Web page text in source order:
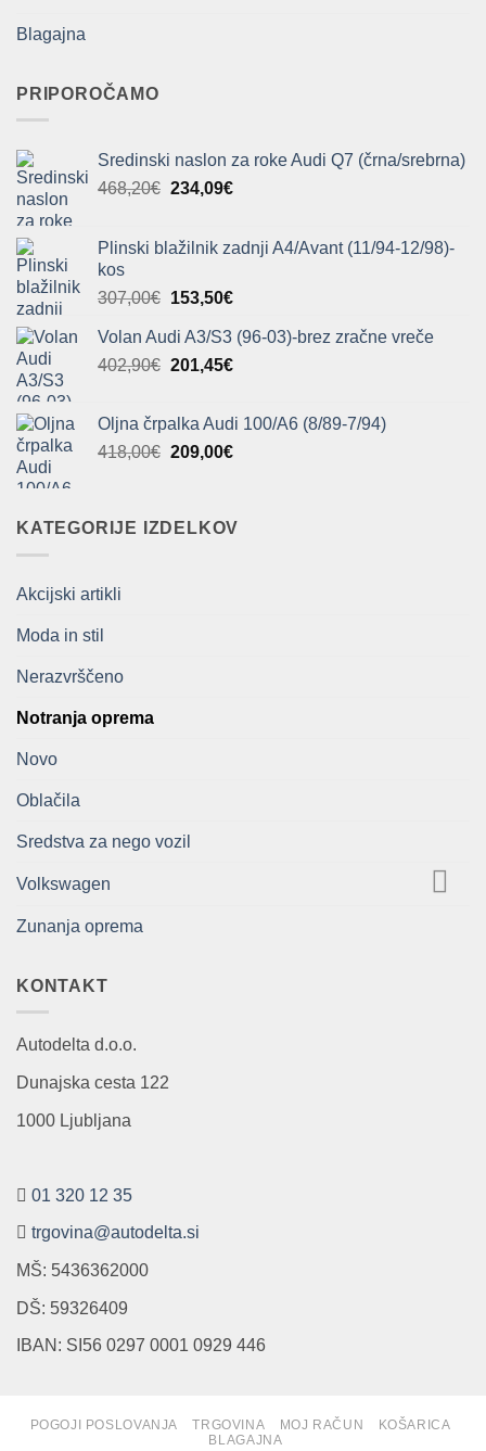
Blagajna
PRIPOROČAMO
Sredinski naslon za roke Audi Q7 (črna/srebrna)
468,20€ Izvirna
bila:
234,09€Trenutna
234,09€.
Plinski blažilnik zadnji A4/Avant (11/94-12/98)-
kos
307,00€ Izvirna
je
bila:
153,50€Trenutna
je:
153,50€.
Volan Audi A3/S3 (96-03)-brez zračne vreče
402,90€ Izvirna
bila:
402,90€.
201,45€Trenutna
201,45€.
Oljna črpalka Audi 100/A6 (8/89-7/94)
418,00€ Izvirna
bila:
209,00€Trenutna
209,00€.
KATEGORIJE IZDELKOV
Akcijski artikli
Moda in stil
Nerazvrščeno
Notranja oprema
Novo
Oblačila
Sredstva za nego vozil
Volkswagen
Zunanja oprema
KONTAKT
Autodelta d.o.o.
Dunajska cesta 122
1000 Ljubljana
01 320 12 35
trgovina@autodelta.si
MŠ: 5436362000
DŠ: 59326409
IBAN: SI56 0297 0001 0929 446
POGOJI POSLOVANJA TRGOVINA MOJ RAČUN
KOŠARICA
BLAGAJNA